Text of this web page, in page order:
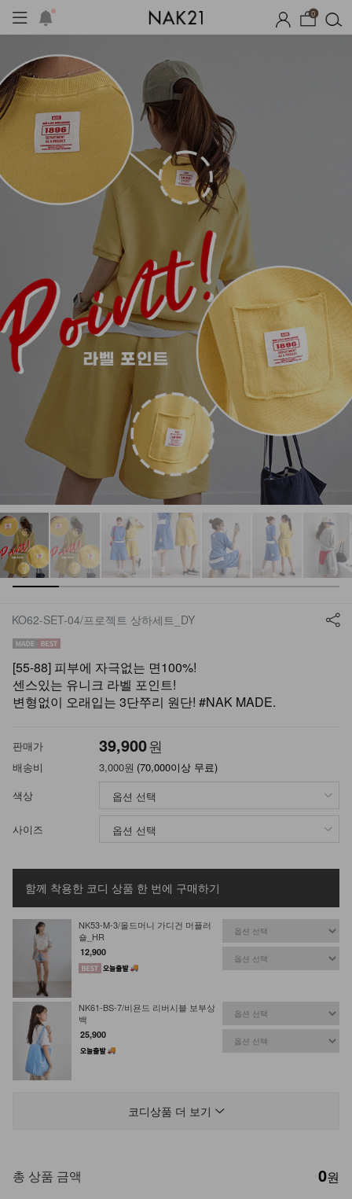
0
시즌오프 1+1 기획세트 자체제작 여름
KO62-SET-04/프로젝트 상하세트_DY
[55-88] 피부에 자극없는 면100%!
센스있는 유니크 라벨 포인트!
변형없이 오래입는 3단쭈리 원단! #NAK MADE.
판매가 39,900원
배송비 3,000원 (70,000이상 무료)
색상
사이즈
함께 착용한 코디 상품 한 번에 구매하기
NK53-M-3/올드머니 가디건 머플러
숄_HR
12,900
NK61-BS-7/비욘드 리버시블 보부상
백
25,900
NK61-BS-2/메일 캔버스 에코백
코디상품 더 보기
총 상품 금액 0원